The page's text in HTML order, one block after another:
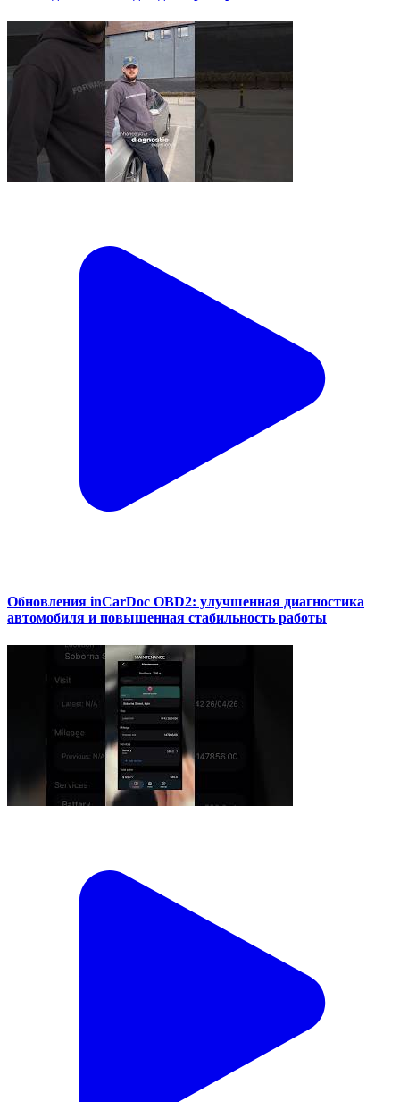
Обновления inCarDoc OBD2: улучшенная диагностика
автомобиля и повышенная стабильность работы